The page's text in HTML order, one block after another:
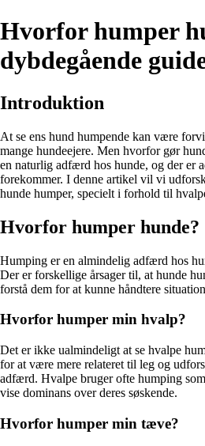
Hvorfor humper
dybdegående
Introduktion
At se ens hund humpende kan være
mange hundeejere. Men hvorfor gør
en naturlig adfærd hos hunde, og der er
forekommer. I denne artikel vil vi
hunde humper, specielt i forhold til
Hvorfor humper hunde?
Humping er en almindelig adfærd hos
Der er forskellige årsager til, at hunde
forstå dem for at kunne håndtere
Hvorfor humper min hvalp?
Det er ikke ualmindeligt at se hvalpe
for at være mere relateret til leg og
adfærd. Hvalpe bruger ofte humping
vise dominans over deres søskende.
Hvorfor humper min tæve?